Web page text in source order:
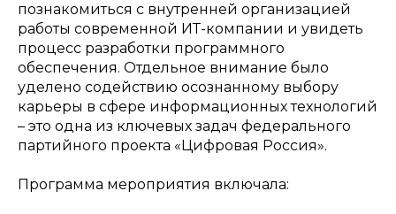
познакомиться с внутренней организацией
работы современной ИТ-компании и увидеть
процесс разработки программного
обеспечения. Отдельное внимание было
уделено содействию осознанному выбору
карьеры в сфере информационных технологий
– это одна из ключевых задач федерального
партийного проекта «Цифровая Россия».
Программа мероприятия включала: